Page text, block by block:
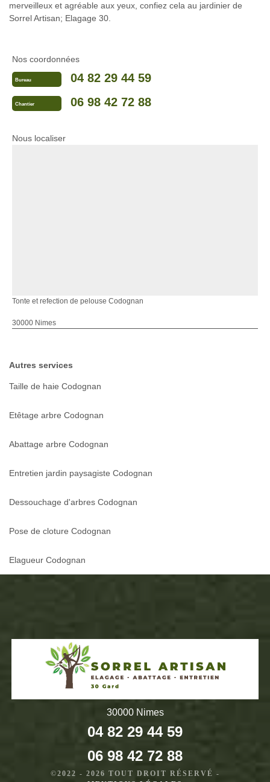
merveilleux et agréable aux yeux, confiez cela au jardinier de
Sorrel Artisan; Elagage 30.
Nos coordonnées
Bureau 04 82 29 44 59
Chantier 06 98 42 72 88
Nous localiser
Tonte et refection de pelouse Codognan
30000 Nimes
Autres services
Taille de haie Codognan
Etêtage arbre Codognan
Abattage arbre Codognan
Entretien jardin paysagiste Codognan
Dessouchage d'arbres Codognan
Pose de cloture Codognan
Elagueur Codognan
30000 Nimes
04 82 29 44 59
06 98 42 72 88
©2022 - 2026 TOUT DROIT RÉSERVÉ -